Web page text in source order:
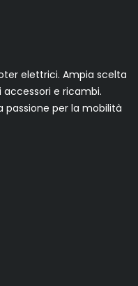
elettrici. Ampia scelta
e ricambi.
passione per la mobilità